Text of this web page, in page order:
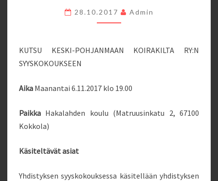
28.10.2017 Admin
KUTSU KESKI-POHJANMAAN KOIRAKILTA RY:N
SYYSKOKOUKSEEN
Aika Maanantai 6.11.2017 klo 19.00
Paikka Hakalahden koulu (Matruusinkatu 2, 67100
Kokkola)
Käsiteltävät asiat
Yhdistyksen syyskokouksessa käsitellään yhdistyksen